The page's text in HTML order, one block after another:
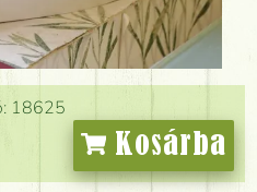
18625
Kosárba